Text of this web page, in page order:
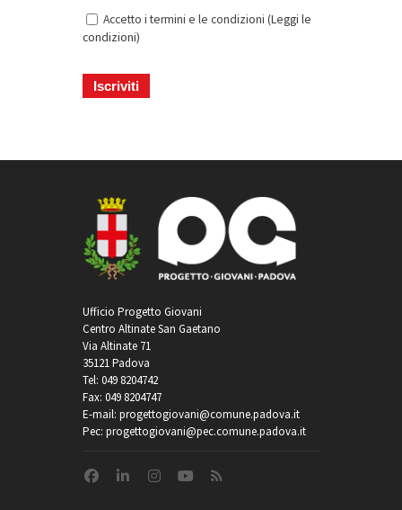
Accetto i termini e le condizioni (Leggi le
condizioni)
Ufficio Progetto Giovani
Centro Altinate San Gaetano
Via Altinate 71
35121 Padova
Tel: 049 8204742
Fax: 049 8204747
E-mail: progettogiovani@comune.padova.it
Pec: progettogiovani@pec.comune.padova.it